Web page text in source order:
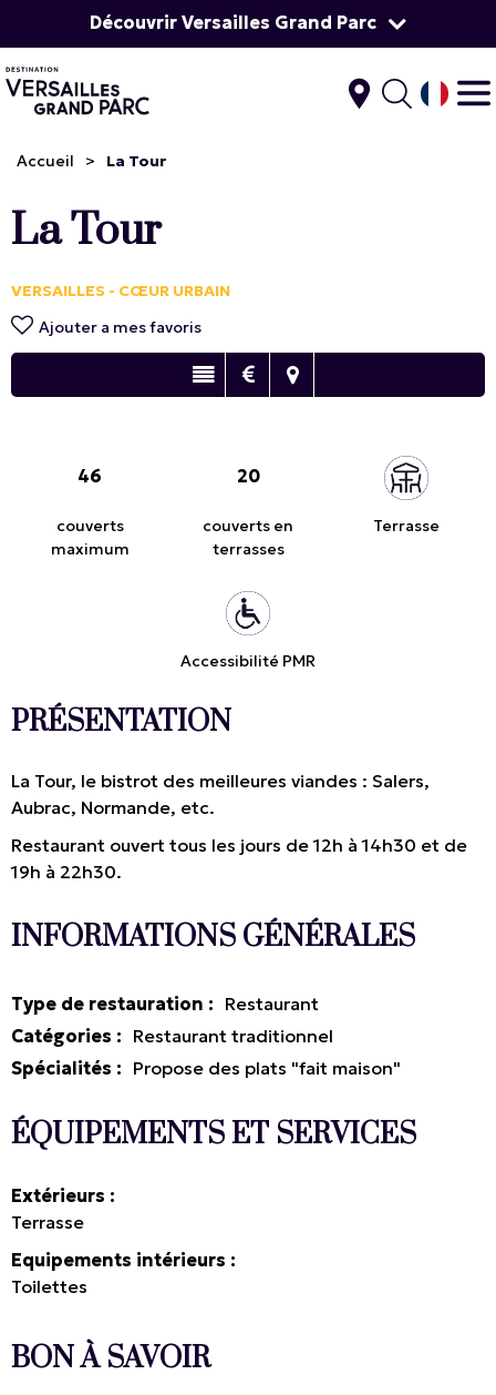
Découvrir Versailles Grand Parc
Accueil > La Tour
La Tour
VERSAILLES - CŒUR URBAIN
Ajouter a mes favoris
46
couverts
maximum
20
couverts en
terrasses
Terrasse
Accessibilité PMR
PRÉSENTATION
La Tour, le bistrot des meilleures viandes : Salers,
Aubrac, Normande, etc.
Restaurant ouvert tous les jours de 12h à 14h30 et de
19h à 22h30.
INFORMATIONS GÉNÉRALES
Type de restauration : Restaurant
Catégories : Restaurant traditionnel
Spécialités : Propose des plats "fait maison"
ÉQUIPEMENTS ET SERVICES
Extérieurs
Terrasse
Equipements intérieurs
Toilettes
BON À SAVOIR